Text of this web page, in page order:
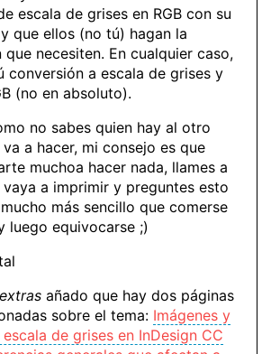
escala de grises en RGB con su
que ellos (no tú) hagan la
que necesiten. En cualquier caso,
conversión a escala de grises y
(no en absoluto).
no sabes quien hay al otro
a hacer, mi consejo es que
muchoa hacer nada, llames a
a imprimir y preguntes esto
más sencillo que comerse
luego equivocarse ;)
extras añado que hay dos páginas
sobre el tema: Imágenes y
de grises en InDesign CC